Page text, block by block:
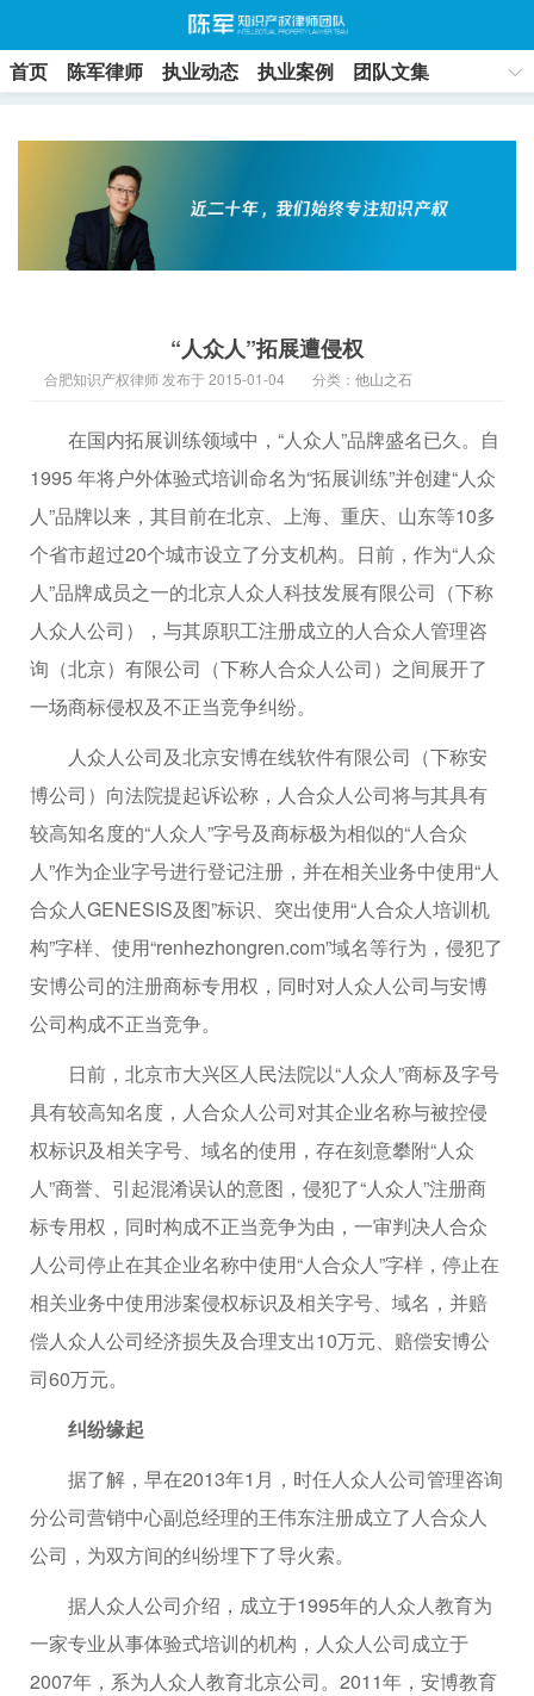
首页 陈军律师 执业动态 执业案例
团队文集
“人众人”拓展遭侵权
合肥知识产权律师 发布于 2015-01-04 分类： 他山之石
在国内拓展训练领域中，“人众人”品牌盛名已久。自
1995 年将户外体验式培训命名为“拓展训练”并创建“人众
人”品牌以来，其目前在北京、上海、重庆、山东等10多
个省市超过20个城市设立了分支机构。日前，作为“人众
人”品牌成员之一的北京人众人科技发展有限公司（下称
人众人公司），与其原职工注册成立的人合众人管理咨
询（北京）有限公司（下称人合众人公司）之间展开了
一场商标侵权及不正当竞争纠纷。
人众人公司及北京安博在线软件有限公司（下称安
博公司）向法院提起诉讼称，人合众人公司将与其具有
较高知名度的“人众人”字号及商标极为相似的“人合众
人”作为企业字号进行登记注册，并在相关业务中使用“人
合众人GENESIS及图”标识、突出使用“人合众人培训机
构”字样、使用“renhezhongren.com”域名等行为，侵犯了
安博公司的注册商标专用权，同时对人众人公司与安博
公司构成不正当竞争。
日前，北京市大兴区人民法院以“人众人”商标及字号
具有较高知名度，人合众人公司对其企业名称与被控侵
权标识及相关字号、域名的使用，存在刻意攀附“人众
人”商誉、引起混淆误认的意图，侵犯了“人众人”注册商
标专用权，同时构成不正当竞争为由，一审判决人合众
人公司停止在其企业名称中使用“人合众人”字样，停止在
相关业务中使用涉案侵权标识及相关字号、域名，并赔
偿人众人公司经济损失及合理支出10万元、赔偿安博公
司60万元。
纠纷缘起
据了解，早在2013年1月，时任人众人公司管理咨询
分公司营销中心副总经理的王伟东注册成立了人合众人
公司，为双方间的纠纷埋下了导火索。
据人众人公司介绍，成立于1995年的人众人教育为
一家专业从事体验式培训的机构，人众人公司成立于
2007年，系为人众人教育北京公司。2011年，安博教育